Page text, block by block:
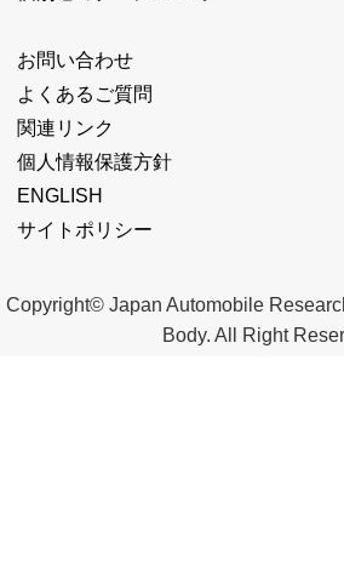
お問い合わせ
よくあるご質問
関連リンク
個人情報保護方針
ENGLISH
サイトポリシー
Copyright© Japan Automobile
Body. All Right